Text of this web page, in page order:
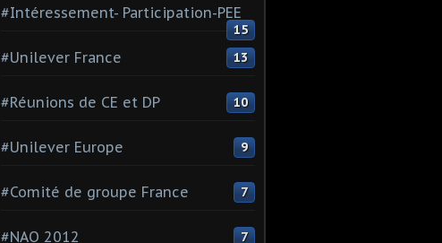
#Intéressement- Participation-PEE
15
#Unilever France 13
#Réunions de CE et DP 10
#Unilever Europe 9
#Comité de groupe France 7
#NAO 2012 7